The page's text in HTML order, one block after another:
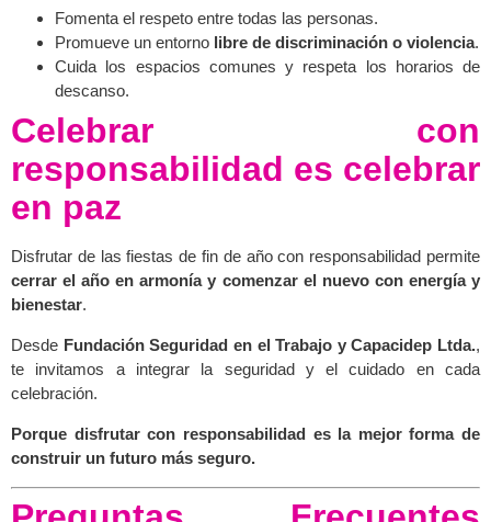
Fomenta el respeto entre todas las personas.
Promueve un entorno libre de discriminación o violencia.
Cuida los espacios comunes y respeta los horarios de
descanso.
Celebrar con
responsabilidad es celebrar
en paz
Disfrutar de las fiestas de fin de año con responsabilidad permite
cerrar el año en armonía y comenzar el nuevo con energía y
bienestar.
Desde Fundación Seguridad en el Trabajo y Capacidep Ltda.,
te invitamos a integrar la seguridad y el cuidado en cada
celebración.
Porque disfrutar con responsabilidad es la mejor forma de
construir un futuro más seguro.